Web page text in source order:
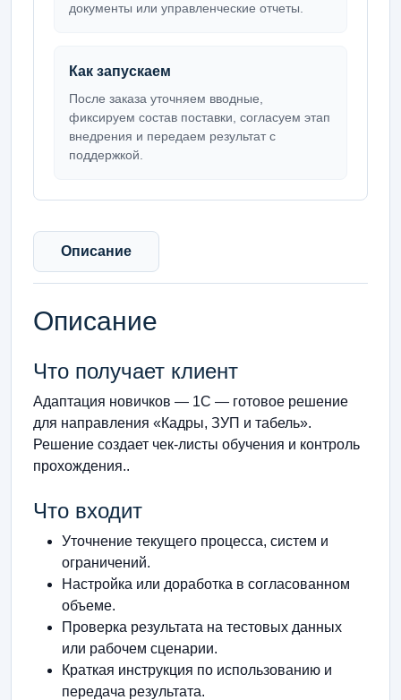
документы или управленческие отчеты.
Как запускаем
После заказа уточняем вводные,
фиксируем состав поставки, согласуем этап
внедрения и передаем результат с
поддержкой.
Описание
Описание
Что получает клиент
Адаптация новичков — 1С — готовое решение
для направления «Кадры, ЗУП и табель».
Решение создает чек-листы обучения и контроль
прохождения..
Что входит
Уточнение текущего процесса, систем и
ограничений.
Настройка или доработка в согласованном
объеме.
Проверка результата на тестовых данных
или рабочем сценарии.
Краткая инструкция по использованию и
передача результата.